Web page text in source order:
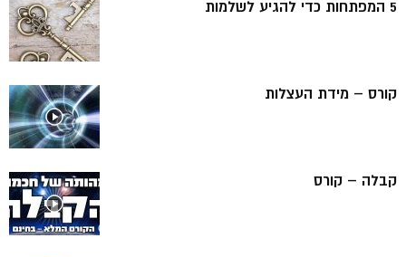
5 המפתחות כדי להגיע לשלמות
קורס – מידת העצלות
קבלה – קורס